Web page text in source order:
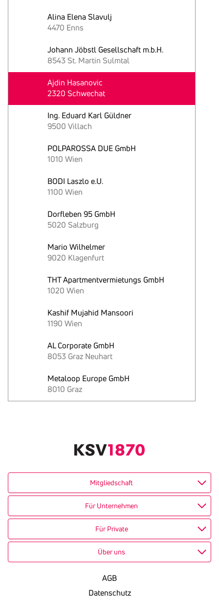
Alina Elena Slavulj
4470 Enns
Johann Jöbstl Gesellschaft m.b.H.
8543 St. Martin Sulmtal
Ajdin Hasanovic
2320 Schwechat
Ing. Eduard Karl Güldner
9500 Villach
POLPAROSSA DUE GmbH
1010 Wien
BODI Laszlo e.U.
1100 Wien
Dorfleben 95 GmbH
5020 Salzburg
Mario Wilhelmer
9020 Klagenfurt
THT Apartmentvermietungs GmbH
1020 Wien
Kashif Mujahid Mansoori
1190 Wien
AL Corporate GmbH
8053 Graz Neuhart
Metaloop Europe GmbH
8010 Graz
Mitgliedschaft
Für Unternehmen
Für Private
Über uns
AGB
Datenschutz